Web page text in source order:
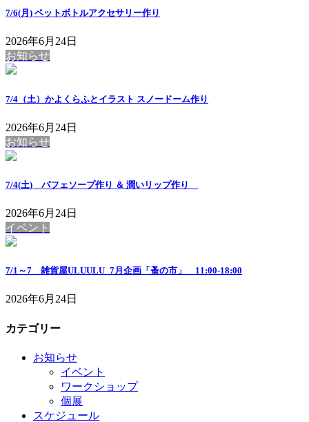
7/6(月) ペットボトルアクセサリー作り
2026年6月24日
お知らせ
7/4（土）かよくらふとイラスト スノードーム作り
2026年6月24日
お知らせ
7/4(土) パフェソープ作り ＆ 潤いリップ作り
2026年6月24日
イベント
7/1～7 雑貨屋ULUULU_7月企画「蚤の市」 11:00-18:00
2026年6月24日
カテゴリー
お知らせ
イベント
ワークショップ
個展
スケジュール